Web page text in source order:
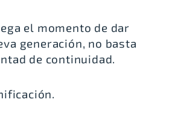
el momento de dar
generación, no basta
de continuidad.